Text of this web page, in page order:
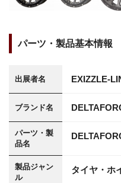
パーツ・製品基本情報
出展者名 EXIZZLE-
ブランド名
パーツ・製
品名
製品ジャン
ル
タイヤ・ホ